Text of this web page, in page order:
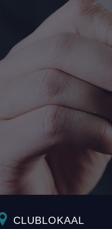
CLUBLOKAAL